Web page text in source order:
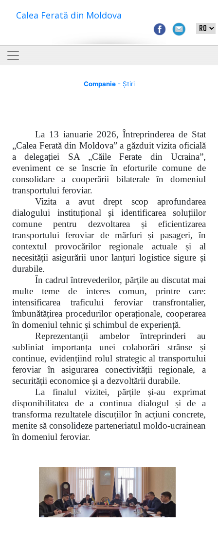
Calea Ferată din Moldova
Companie- Știri
La 13 ianuarie 2026, Întreprinderea de Stat
„Calea Ferată din Moldova” a găzduit vizita oficială
a delegației SA „Căile Ferate din Ucraina”,
eveniment ce se înscrie în eforturile comune de
consolidare a cooperării bilaterale în domeniul
transportului feroviar.
Vizita a avut drept scop aprofundarea
dialogului instituțional și identificarea soluțiilor
comune pentru dezvoltarea și eficientizarea
transportului feroviar de mărfuri și pasageri, în
contextul provocărilor regionale actuale și al
necesității asigurării unor lanțuri logistice sigure și
durabile.
În cadrul întrevederilor, părțile au discutat mai
multe teme de interes comun, printre care:
intensificarea traficului feroviar transfrontalier,
îmbunătățirea procedurilor operaționale, cooperarea
în domeniul tehnic și schimbul de experiență.
Reprezentanții ambelor întreprinderi au
subliniat importanța unei colaborări strânse și
continue, evidențiind rolul strategic al transportului
feroviar în asigurarea conectivității regionale, a
securității economice și a dezvoltării durabile.
La finalul vizitei, părțile și-au exprimat
disponibilitatea de a continua dialogul și de a
transforma rezultatele discuțiilor în acțiuni concrete,
menite să consolideze parteneriatul moldo-ucrainean
în domeniul feroviar.